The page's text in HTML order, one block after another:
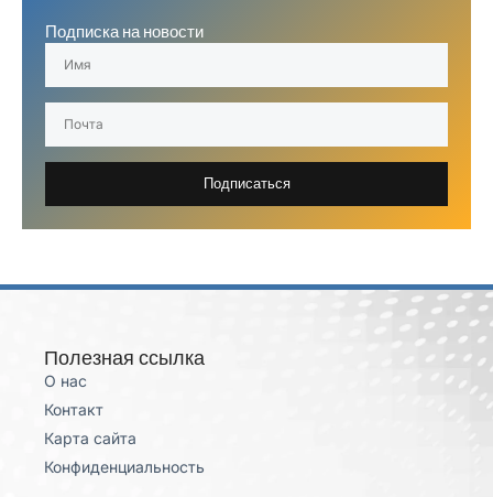
Подписка на новости
Подписаться
Полезная ссылка
О нас
Контакт
Карта сайта
Конфиденциальность